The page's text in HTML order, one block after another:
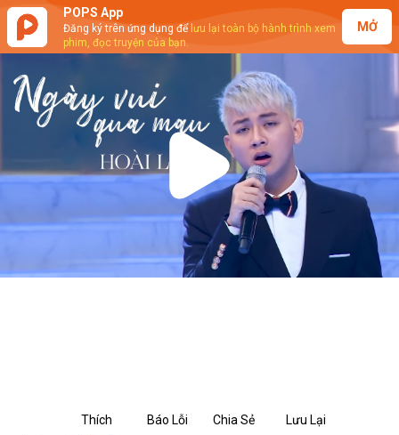
POPS App
Đăng ký trên ứng dụng để lưu lại toàn bộ hành trình xem
phim, đọc truyện của bạn.
MỞ
Play
Video
Thích Báo Lỗi Chia Sẻ Lưu Lại